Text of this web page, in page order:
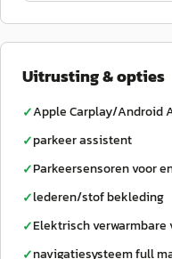
Uitrusting & opties
✓Apple Carplay/Android
✓parkeer assistent
✓Parkeersensoren voor
✓lederen/stof bekleding
✓Elektrisch verwarmbare
✓navigatiesysteem full